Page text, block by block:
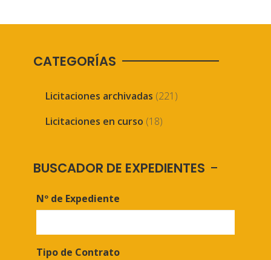
CATEGORÍAS
Licitaciones archivadas (221)
Licitaciones en curso (18)
BUSCADOR DE EXPEDIENTES
Nº de Expediente
Tipo de Contrato